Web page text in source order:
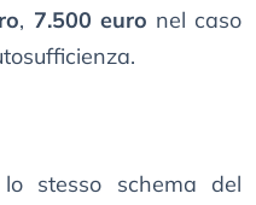
, 7.500 euro nel caso
stesso schema del